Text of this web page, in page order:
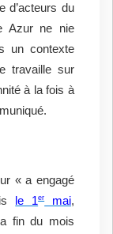
d’acteurs du
Azur ne nie
un contexte
travaille sur
à la fois à
« a engagé
le 1ermai,
fin du mois